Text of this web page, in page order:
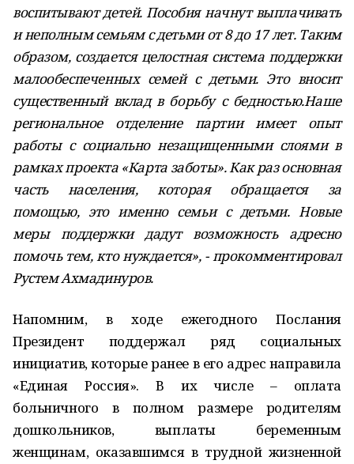
воспитывают детей. Пособия начнут выплачивать
и неполным семьям с детьми от 8 до 17 лет. Таким
образом, создается целостная система поддержки
малообеспеченных семей с детьми. Это вносит
существенный вклад в борьбу с бедностью.Наше
региональное отделение партии имеет опыт
работы с социально незащищенными слоями в
рамках проекта «Карта заботы». Как раз основная
часть населения, которая обращается за
помощью, это именно семьи с детьми. Новые
меры поддержки дадут возможность адресно
помочь тем, кто нуждается», - прокомментировал
Рустем Ахмадинуров.
Напомним, в ходе ежегодного Послания
Президент поддержал ряд социальных
инициатив, которые ранее в его адрес направила
«Единая Россия». В их числе – оплата
больничного в полном размере родителям
дошкольников, выплаты беременным
женщинам, оказавшимся в трудной жизненной